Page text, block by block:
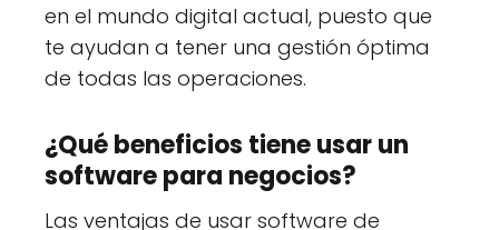
en el mundo digital actual, puesto que
te ayudan a tener una gestión óptima
de todas las operaciones.
¿Qué beneficios tiene usar un
software para negocios?
Las ventajas de usar software de